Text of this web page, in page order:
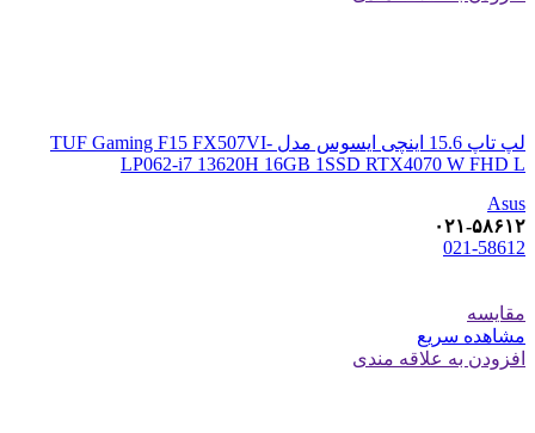
لپ تاپ 15.6 اینچی ایسوس مدل TUF Gaming F15 FX507VI-
LP062-i7 13620H 16GB 1SSD RTX4070 W FHD L
Asus
۰۲۱-۵۸۶۱۲
021-58612
مقایسه
مشاهده سریع
افزودن به علاقه مندی